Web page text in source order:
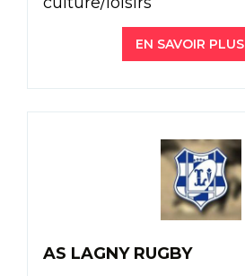
EN SAVOIR PLUS
AS LAGNY RUGBY